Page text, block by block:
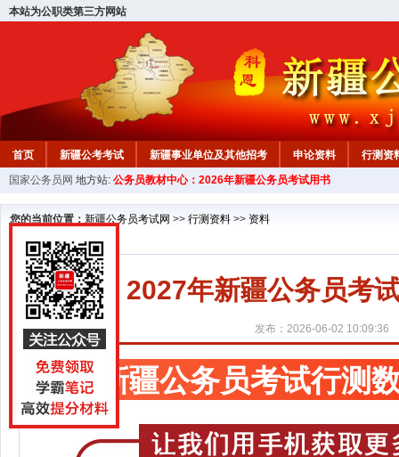
本站为公职类第三方网站
首页 新疆公考考试 新疆事业单位及其他招考 申论资料 行测资
新疆公务员行测试题 在线咨询 教材中心
国家公务员网 地方站: 公务员教材中心：2026年新疆公务员考试用书
您的当前位置： 新疆公务员考试网 >> 行测资料 >> 资料
2027年新疆公务员考
发布：2026-06-02 10:09:36
新疆公务员考试行测